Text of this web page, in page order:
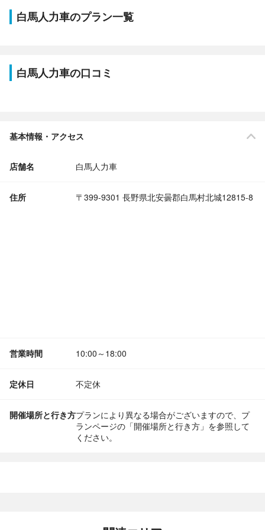
白馬人力車のプラン一覧
白馬人力車の口コミ
基本情報・アクセス
店舗名 白馬人力車
住所 〒399-9301 長野県北安曇郡白馬村北城12815-8
営業時間 10:00～18:00
定休日 不定休
開催場所と行き方プランにより異なる場合がございますので、プ
ランページの「開催場所と行き方」を参照して
ください。